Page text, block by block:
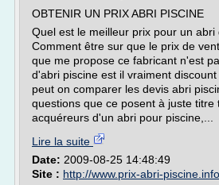
OBTENIR UN PRIX ABRI PISCINE
Quel est le meilleur prix pour un abri
Comment être sur que le prix de
que me propose ce fabricant n'est
d'abri piscine est il vraiment
peut on comparer les devis abri
questions que ce posent à juste titre
acquéreurs d'un abri pour piscine,...
Lire la suite
Date: 2009-08-25 14:48:49
Site : http://www.prix-abri-piscine.info